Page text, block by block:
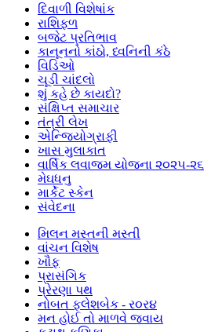
દિવાળી વિશેષાંક
રાશિફળ
બજેટ પ્રતિભાવ
કાનૂનનો કાંઠો, ધ્વનિની કંઠે
વિડિઓ
ચૂડી ચાંદલો
શું કહે છે કાયદો?
સંક્ષિપ્ત સમાચાર
તંત્રી લેખ
એન્જિયોગ્રાફી
ખાસ મુલાકાત
વાર્ષિક લવાજમ યોજના ૨૦૨૫-૨૬
મેઘધનુ
માર્કેટ સ્કેન
સંવેદના
મિલન મસ્તની મસ્તી
વાંચન વિશેષ
ખૌફ
પ્રાસંગિક
પ્રેરણા પથ
નોબત ફ્લેશબેક - ર૦ર૪
મન હોઈ તો માળવે જવાય